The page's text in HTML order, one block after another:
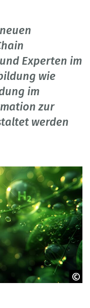
Experten im
wie
im
zur
werden